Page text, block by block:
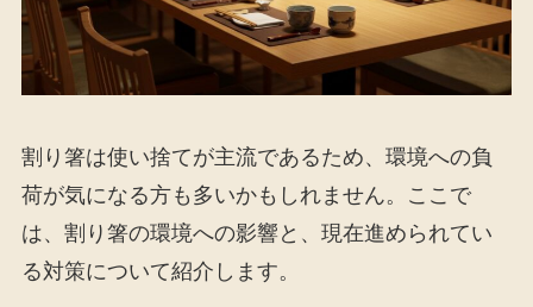
割り箸は使い捨てが主流であるため、環境への負
荷が気になる方も多いかもしれません。ここで
は、割り箸の環境への影響と、現在進められてい
る対策について紹介します。